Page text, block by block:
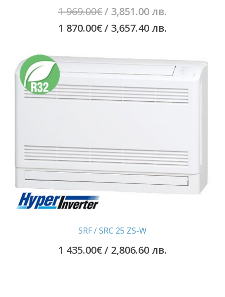
1 969.00€/ 3,851.00 лв.
1
969.00€
/
1 870.00€/ 3,657.40 лв.
е:
1
870.00€
SRF / SRC 25 ZS-W
1 435.00€/ 2,806.60 лв.